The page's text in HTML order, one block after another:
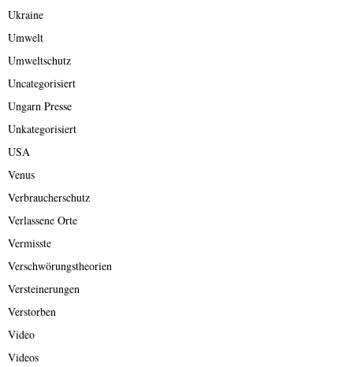
Ukraine
Umwelt
Umweltschutz
Uncategorisiert
Ungarn Presse
Unkategorisiert
USA
Venus
Verbraucherschutz
Verlassene Orte
Vermisste
Verschwörungstheorien
Versteinerungen
Verstorben
Video
Videos